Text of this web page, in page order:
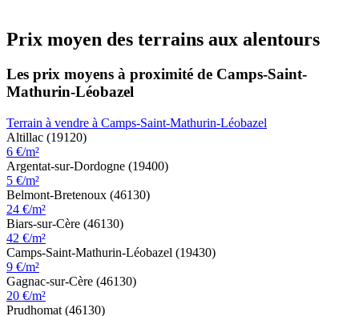
Prix moyen des terrains aux alentours
Les prix moyens à proximité de Camps-Saint-
Mathurin-Léobazel
Terrain à vendre à Camps-Saint-Mathurin-Léobazel
Altillac (19120)
6 €/m²
Argentat-sur-Dordogne (19400)
5 €/m²
Belmont-Bretenoux (46130)
24 €/m²
Biars-sur-Cère (46130)
42 €/m²
Camps-Saint-Mathurin-Léobazel (19430)
9 €/m²
Gagnac-sur-Cère (46130)
20 €/m²
Prudhomat (46130)